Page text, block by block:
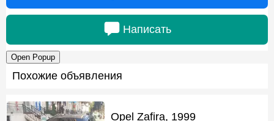
Написать
Open Popup
Похожие объявления
Opel Zafira, 1999